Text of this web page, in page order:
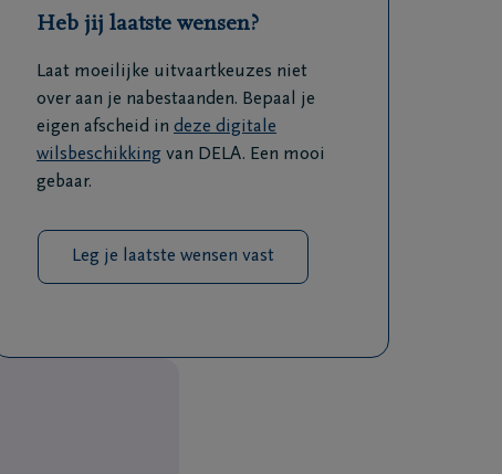
Heb jij laatste wensen?
Laat moeilijke uitvaartkeuzes niet
over aan je nabestaanden. Bepaal je
eigen afscheid in deze digitale
wilsbeschikking van DELA. Een mooi
gebaar.
Leg je laatste wensen vast